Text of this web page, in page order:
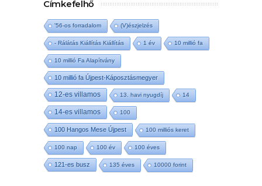
Címkefelhő
'56-os forradalom (V)észjelzés
- Rálátás Kiállítás Kiállítás 1 év 10 millió fa
10 millió Fa Alapítvány
10 millió fa Újpest-Káposztásmegyer
12-es villamos 13. havi nyugdíj 14
14-es villamos 100
100 Hangos Mese Újpest 100 milliós keret
100 nap 100 év 100 éves
121-es busz 135 éves 10000 forint